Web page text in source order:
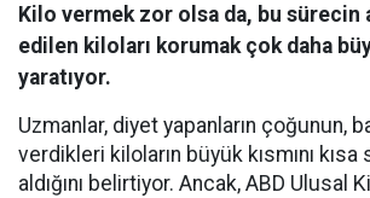
Kilo vermek zor olsa da, bu sürecin
edilen kiloları korumak çok daha
yaratıyor.
Uzmanlar, diyet yapanların çoğunun,
verdikleri kiloların büyük kısmını
aldığını belirtiyor. Ancak, ABD Ulusal